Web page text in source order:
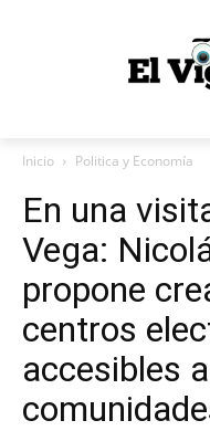
Inicio Politica y Economía
En una
Vega:
propone
centros
accesibles